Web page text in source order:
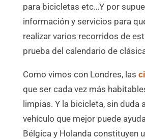
para bicicletas etc…Y por
información y servicios para
realizar varios recorridos de
prueba del calendario de
Como vimos con Londres, las
que ser cada vez más
limpias. Y la bicicleta, sin duda
vehículo que mejor puede
Bélgica y Holanda constituyen